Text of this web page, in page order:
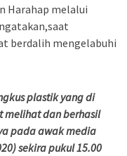
Harahap melalui
berdalih mengelabuhi
plastik yang di
melihat dan berhasil
pada awak media
sekira pukul 15.00